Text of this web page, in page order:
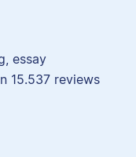
essay
15.537 reviews